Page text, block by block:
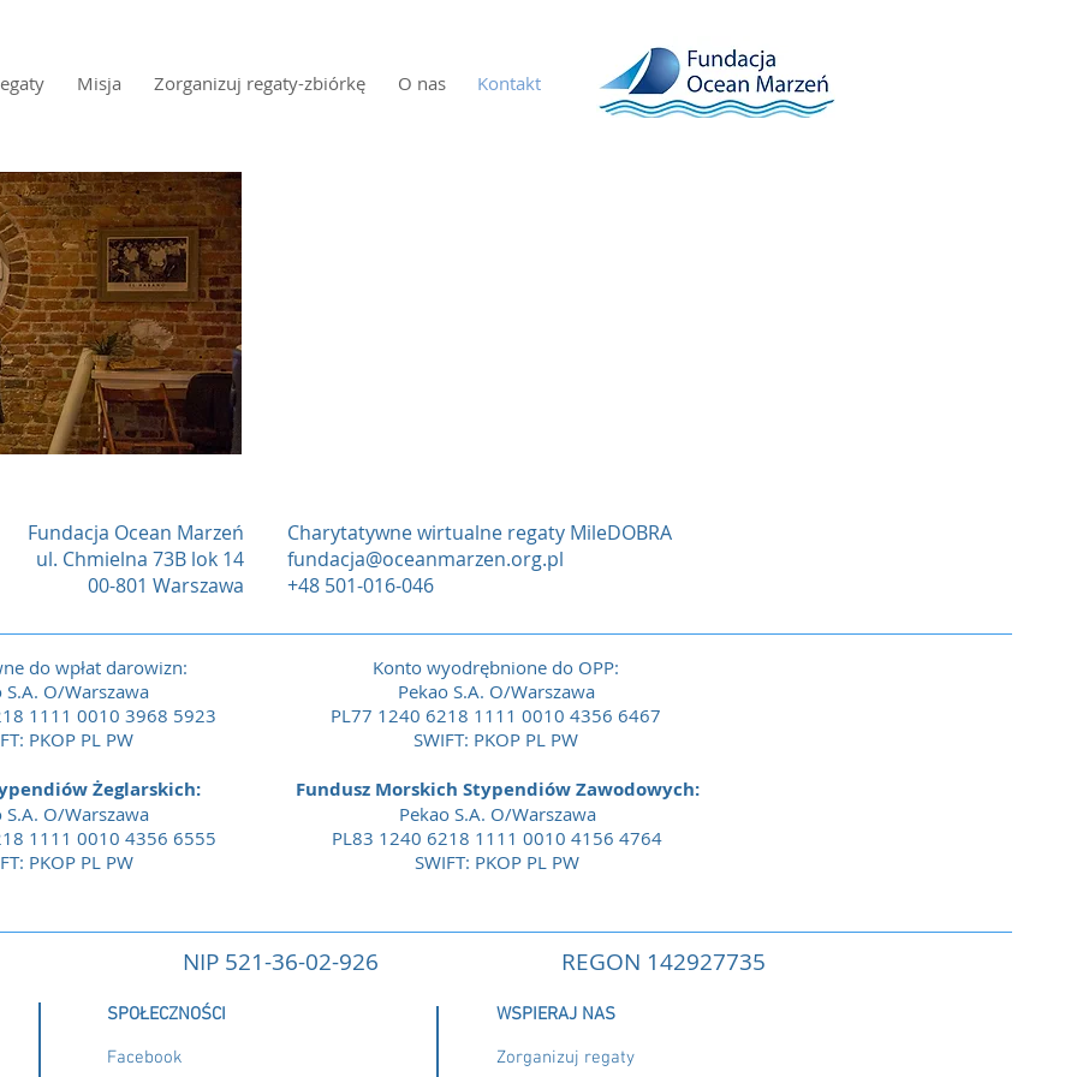
Misja Zorganizuj regaty-zbiórkę O nas Kontakt
Fundacja Ocean Marzeń
ul. Chmielna 73B lok 14
00-801 Warszawa
Charytatywne wirtualne regaty MileDOBRA
fundacja@oceanmarzen.org.pl
+48 501-016-046
do wpłat darowizn:
S.A. O/Warszawa
1111 0010 3968 5923
PKOP PL PW
Żeglarskich:
S.A. O/Warszawa
1111 0010 4356 6555
PKOP PL PW
Konto wyodrębnione do OPP:
Pekao S.A. O/Warszawa
PL77 1240 6218 1111 0010 4356 6467
SWIFT: PKOP PL PW
Fundusz Morskich Stypendiów Zawodowych:
Pekao S.A. O/Warszawa
PL83 1240 6218 1111 0010 4156 4764
SWIFT: PKOP PL PW
NIP 521-36-02-926 REGON 142927735
SPOŁECZNOŚCI
Facebook
WSPIERAJ NAS
Zorganizuj regaty